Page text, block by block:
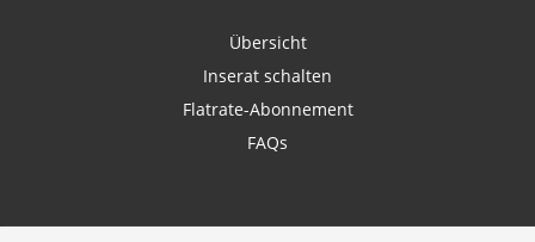
Übersicht
Inserat schalten
Flatrate-Abonnement
FAQs